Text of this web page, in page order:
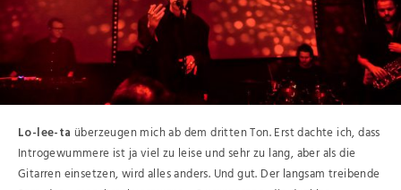
Lo-lee-ta überzeugen mich ab dem dritten Ton. Erst dachte ich, dass
Introgewummere ist ja viel zu leise und sehr zu lang, aber als die
Gitarren einsetzen, wird alles anders. Und gut. Der langsam treibende